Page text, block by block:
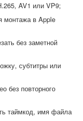
AV1 или VP9;
монтажа в Apple
без заметной
субтитры или
без повторного
таймкод, имя файла